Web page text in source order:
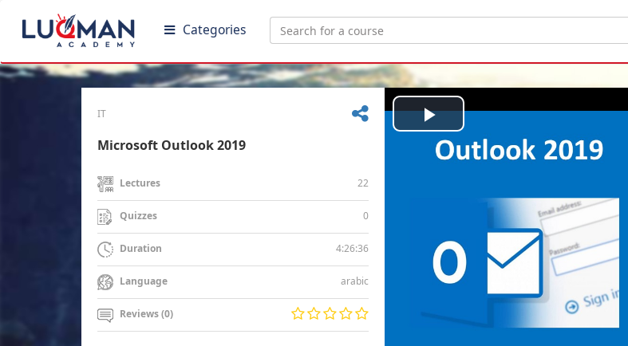
Categories
IT
Microsoft Outlook 2019
Lectures 22
Quizzes 0
Duration 4:26:36
Language arabic
Reviews (0)
Play
Video